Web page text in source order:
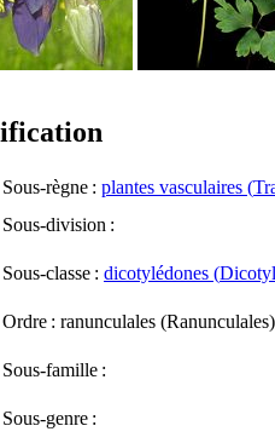
Sous-règne : plantes vasculaires (
Sous-division :
Sous-classe : dicotylédones (
Ordre : ranunculales (Ranunculales)
Sous-famille :
Sous-genre :